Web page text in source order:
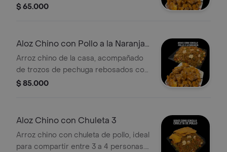
salsa de naranja especial comen de 2
$ 65.000
Aloz Chino con Pollo a la Naranja
cod3
Arroz chino de la casa, acompañado
de trozos de pechuga rebosados con
salsa de naranja especial comen de 3
$ 85.000
Aloz Chino con Chuleta 3
Arroz chino con chuleta de pollo, ideal
para compartir entre 3 a 4 personas.